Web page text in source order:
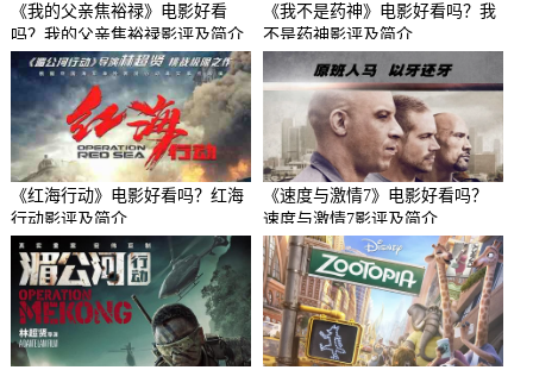
《我的父亲焦裕禄》电影好看
吗？我的父亲焦裕禄影评及简介
《我不是药神》电影好看吗？我
不是药神影评及简介
《红海行动》电影好看吗？红海
行动影评及简介
《速度与激情7》电影好看吗？
速度与激情7影评及简介